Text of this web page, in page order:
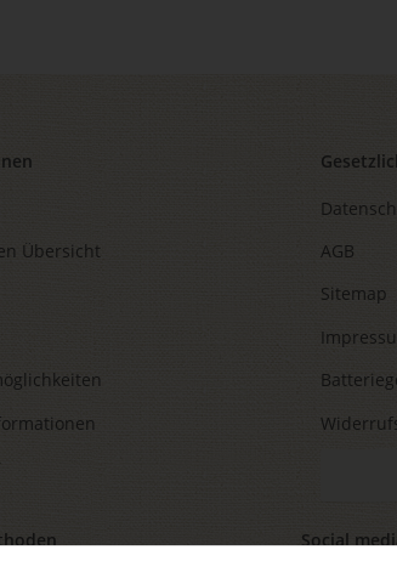
Übersicht
AGB
Sitemap
Social